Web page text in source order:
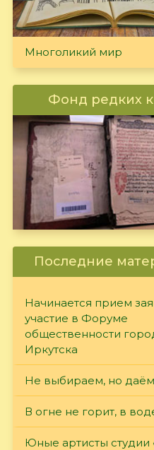
Многоликий мир
Фонд редких
Последние
Начинается прием
участие в Форуме
общественности
Иркутска
Не выбираем, но
В огне не горит, в
Юные артисты студии